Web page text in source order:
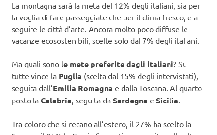
La montagna sarà la meta del 12% degli italiani, sia per
la voglia di fare passeggiate che per il clima fresco, e a
seguire le città d’arte. Ancora molto poco diffuse le
vacanze ecosostenibili, scelte solo dal 7% degli italiani.
Ma quali sono le mete preferite dagli italiani? Su
tutte vince la Puglia (scelta dal 15% degli intervistati),
seguita dall’Emilia Romagna e dalla Toscana. Al quarto
posto la Calabria, seguita da Sardegna e Sicilia.
Tra coloro che si recano all’estero, il 27% ha scelto la